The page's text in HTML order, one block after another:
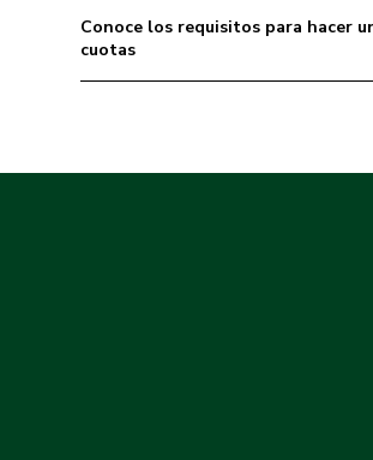
Conoce los requisitos para hacer
cuotas